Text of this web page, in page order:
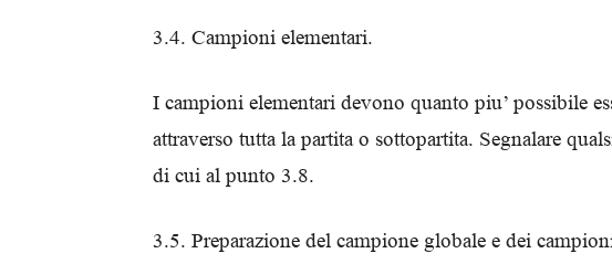
3.4. Campioni elementari.
I campioni elementari devono quanto piu’ possibile
attraverso tutta la partita o sottopartita. Segnalare
di cui al punto 3.8.
3.5. Preparazione del campione globale e dei